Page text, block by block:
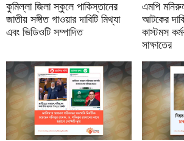
কুমিল্লা জিলা স্কুলে পাকিস্তানের
জাতীয় সঙ্গীত গাওয়ার দাবিটি মিথ্যা
এবং ভিডিওটি সম্পাদিত
এমপি
আটকের
কাস্টমস
সাক্ষাতের